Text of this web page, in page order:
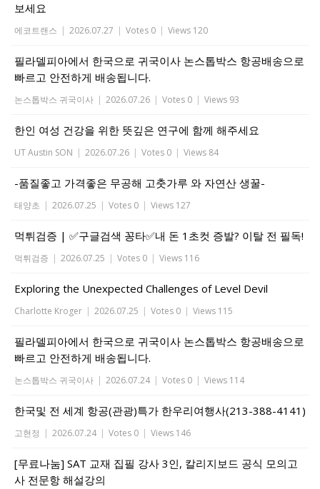
보세요
에코트랜스 | 2026.07.27 | Votes 0 | Views 120
필라델피아에서 한국으로 귀국이사 논스톱박스 항공배송으로
빠르고 안전하게 배송됩니다.
논스톱박스 귀국이사 | 2026.07.26 | Votes 0 | Views 93
한인 여성 건강을 위한 뜻깊은 연구에 함께 해주세요
UT Austin SON | 2026.07.26 | Votes 0 | Views 84
-품질좋고 가격좋은 무공해 고춧가루 와 자연산 생꿀-
태양초 | 2026.07.25 | Votes 0 | Views 127
먹튀검증 | ✅구글검색 꽁타✅내 돈 1초컷 증발? 이탈 전 필독!
먹튀검증 | 2026.07.25 | Votes 0 | Views 116
Exploring the Unexpected Challenges of Level Devil
Charlotte Kroger | 2026.07.25 | Votes 0 | Views 115
필라델피아에서 한국으로 귀국이사 논스톱박스 항공배송으로
빠르고 안전하게 배송됩니다.
논스톱박스 귀국이사 | 2026.07.24 | Votes 0 | Views 114
한국및 전 세계 항공(관광)특가 한우리여행사(213-388-4141)
고현정 | 2026.07.24 | Votes 0 | Views 146
[무료나눔] SAT 교재 집필 강사 3인, 칼리지보드 공식 모의고
사 전문항 해설강의